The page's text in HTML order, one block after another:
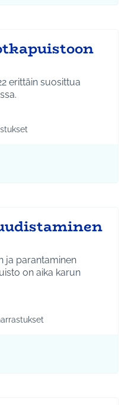
erittäin suosittua
Riihikallio
mukaan: Liikunta ja
ja parantaminen
Koko Tuusula
teeman mukaan: Liikunta ja